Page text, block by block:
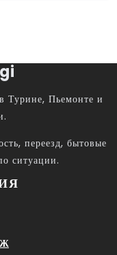
Турине, Пьемонте и
переезд, бытовые
ситуации.